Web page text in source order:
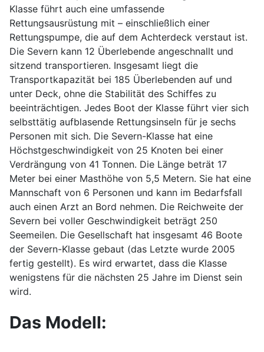
Klasse führt auch eine umfassende
Rettungsausrüstung mit – einschließlich einer
Rettungspumpe, die auf dem Achterdeck verstaut ist.
Die Severn kann 12 Überlebende angeschnallt und
sitzend transportieren. Insgesamt liegt die
Transportkapazität bei 185 Überlebenden auf und
unter Deck, ohne die Stabilität des Schiffes zu
beeinträchtigen. Jedes Boot der Klasse führt vier sich
selbsttätig aufblasende Rettungsinseln für je sechs
Personen mit sich. Die Severn-Klasse hat eine
Höchstgeschwindigkeit von 25 Knoten bei einer
Verdrängung von 41 Tonnen. Die Länge beträt 17
Meter bei einer Masthöhe von 5,5 Metern. Sie hat eine
Mannschaft von 6 Personen und kann im Bedarfsfall
auch einen Arzt an Bord nehmen. Die Reichweite der
Severn bei voller Geschwindigkeit beträgt 250
Seemeilen. Die Gesellschaft hat insgesamt 46 Boote
der Severn-Klasse gebaut (das Letzte wurde 2005
fertig gestellt). Es wird erwartet, dass die Klasse
wenigstens für die nächsten 25 Jahre im Dienst sein
wird.
Das Modell: